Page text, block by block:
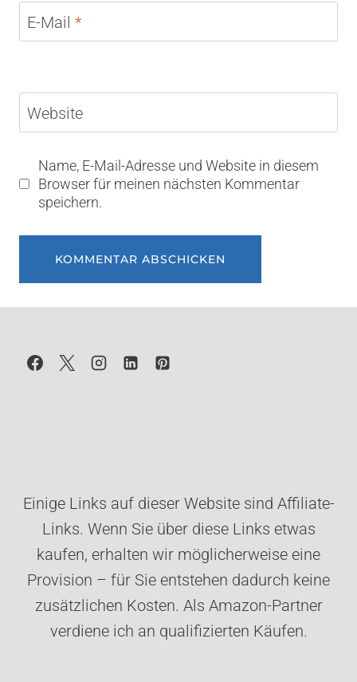
E-Mail *
Website
Name, E-Mail-Adresse und Website in diesem
Browser für meinen nächsten Kommentar
speichern.
Einige Links auf dieser Website sind Affiliate-
Links. Wenn Sie über diese Links etwas
kaufen, erhalten wir möglicherweise eine
Provision – für Sie entstehen dadurch keine
zusätzlichen Kosten. Als Amazon-Partner
verdiene ich an qualifizierten Käufen.